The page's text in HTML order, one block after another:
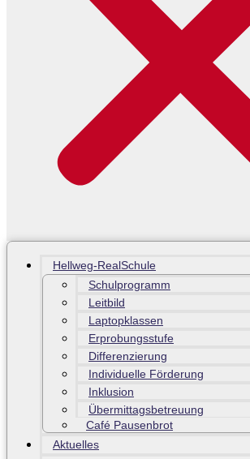
Hellweg-RealSchule
Schulprogramm
Leitbild
Laptopklassen
Erprobungsstufe
Differenzierung
Individuelle Förderung
Inklusion
Übermittagsbetreuung
Café Pausenbrot
Aktuelles